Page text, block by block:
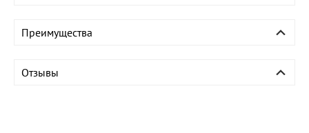
Преимущества
Отзывы